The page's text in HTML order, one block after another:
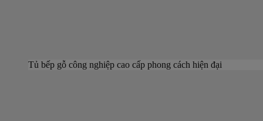
Tủ bếp gỗ công nghiệp cao cấp phong cách hiện đại